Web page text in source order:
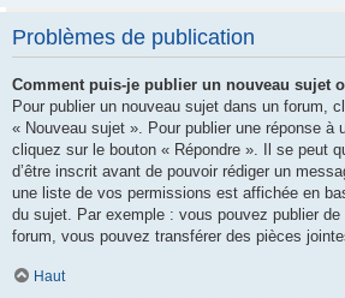
Problèmes de publication
Comment puis-je publier un nouveau sujet
Pour publier un nouveau sujet dans un forum,
« Nouveau sujet ». Pour publier une réponse à
cliquez sur le bouton « Répondre ». Il se peut
d’être inscrit avant de pouvoir rédiger un
une liste de vos permissions est affichée en
du sujet. Par exemple : vous pouvez publier
forum, vous pouvez transférer des pièces
Haut